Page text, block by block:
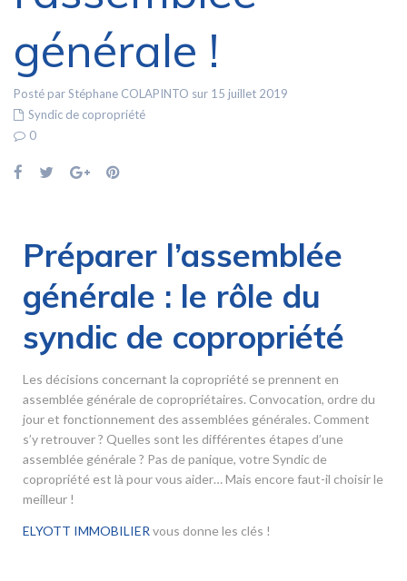
générale !
Posté par Stéphane COLAPINTO sur 15 juillet 2019
Syndic de copropriété
0
Préparer l’assemblée
générale : le rôle du
syndic de copropriété
Les décisions concernant la copropriété se prennent en
assemblée générale de copropriétaires. Convocation, ordre du
jour et fonctionnement des assemblées générales. Comment
s’y retrouver ? Quelles sont les différentes étapes d’une
assemblée générale ? Pas de panique, votre Syndic de
copropriété est là pour vous aider… Mais encore faut-il choisir le
meilleur !
ELYOTT IMMOBILIER vous donne les clés !